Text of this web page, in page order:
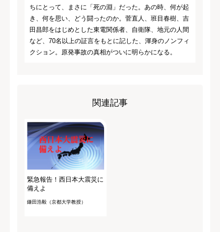
ちにとって、まさに「死の淵」だった。あの時、何が起
き、何を思い、どう闘ったのか。菅直人、班目春樹、吉
田昌郎をはじめとした東電関係者、自衛隊、地元の人間
など、70名以上の証言をもとに記した、渾身のノンフィ
クション。原発事故の真相がついに明らかになる。
関連記事
緊急報告！西日本大震災に
備えよ
鎌田浩毅（京都大学教授）